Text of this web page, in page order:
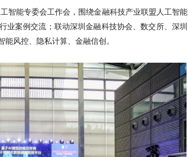
智能专委会工作会，围绕金融科技产业联盟人工智能
业案例交流；联动深圳金融科技协会、数交所、深圳
风控、隐私计算、金融信创。